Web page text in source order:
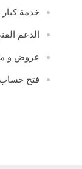
خدمة كبار
الدعم
عروض و
فتح حساب